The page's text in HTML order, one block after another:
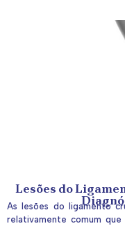
Lesões do
As lesões do ligamento
relativamente comum